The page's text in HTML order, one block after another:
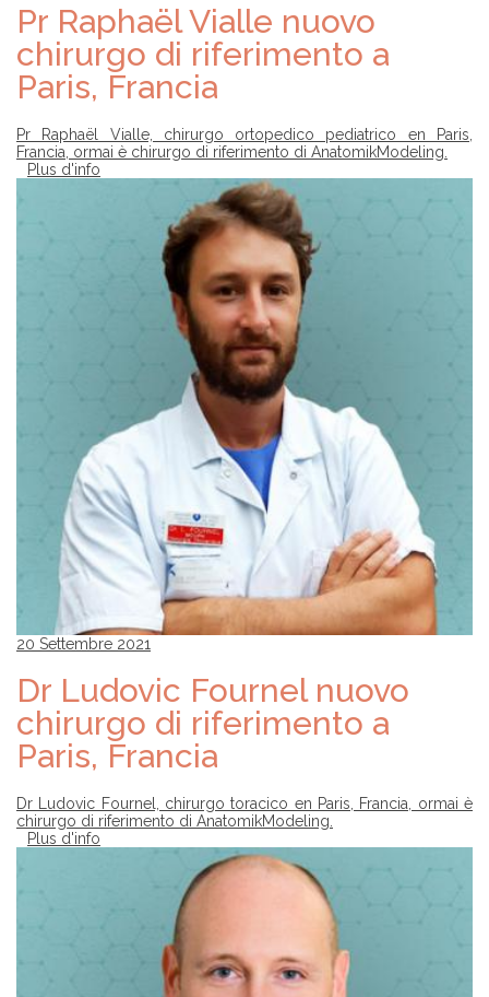
Pr Raphaël Vialle nuovo
chirurgo di riferimento a
Paris, Francia
Pr Raphaël Vialle, chirurgo ortopedico pediatrico en Paris,
Francia, ormai è chirurgo di riferimento di AnatomikModeling.
Plus d'info
20 Settembre 2021
Dr Ludovic Fournel nuovo
chirurgo di riferimento a
Paris, Francia
Dr Ludovic Fournel, chirurgo toracico en Paris, Francia, ormai è
chirurgo di riferimento di AnatomikModeling.
Plus d'info